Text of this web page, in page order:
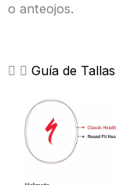
o anteojos.
Guía de Tallas